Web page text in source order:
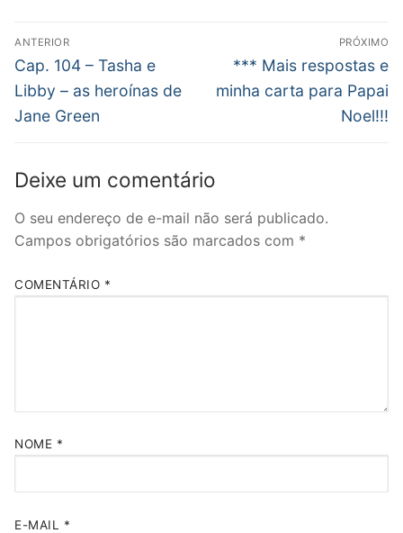
Navegação
de
Post
ANTERIOR
Post
anterior:
Cap. 104 – Tasha e
Libby – as heroínas de
Jane Green
PRÓXIMO
Próximo
post:
*** Mais respostas e
minha carta para Papai
Noel!!!
Deixe um comentário
O seu endereço de e-mail não será publicado.
Campos obrigatórios são marcados com *
COMENTÁRIO *
NOME *
E-MAIL *